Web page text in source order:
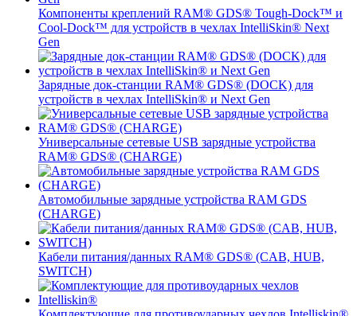
Компоненты креплений RAM® GDS® Tough-Dock™ и
Cool-Dock™ для устройств в чехлах IntelliSkin® Next
Gen
Зарядные док-станции RAM® GDS® (DOCK) для
устройств в чехлах IntelliSkin® и Next Gen
Универсальные сетевые USB зарядные устройства
RAM® GDS® (CHARGE)
Автомобильные зарядные устройства RAM GDS
(CHARGE)
Кабели питания/данных RAM® GDS® (CAB, HUB,
SWITCH)